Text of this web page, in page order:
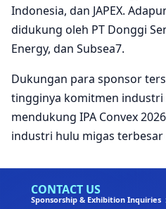
Indonesia, dan JAPEX.
didukung oleh PT Donggi
Energy, dan Subsea7.
Dukungan para sponsor
tingginya komitmen industri
mendukung IPA Convex
industri hulu migas terbesar
CONTACT US
Sponsorship & Exhibition Inquiries